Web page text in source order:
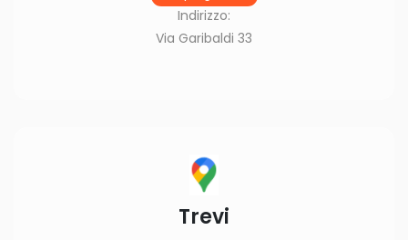
Indirizzo:
Via Garibaldi 33
Trevi